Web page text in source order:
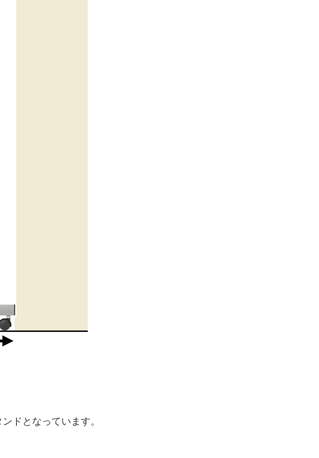
ドとなっています。